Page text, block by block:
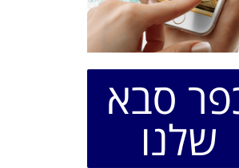
סבא
שלנו